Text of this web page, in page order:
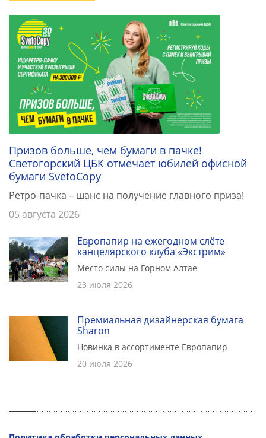
Призов больше, чем бумаги в пачке!
Светогорский ЦБК отмечает юбилей офисной
бумаги SvetoCopy
Ретро-пачка – шанс на получение главного приза!
05 августа 2026
Европапир на ежегодном слёте
канцелярского клуба «Экстрим»
Место силы на Горном Алтае
23 июля 2026
Премиальная дизайнерская бумага
Sharon
Новинка в ассортименте Европапир
20 июля 2026